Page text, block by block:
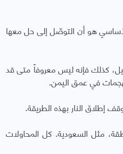
هو أن التوصّل إلى حل معها
كذلك فإنه ليس معروفاً متى قد
في عمق اليمن.
النار بهذه الطريقة.
مثل السعودية. كل المحاولات